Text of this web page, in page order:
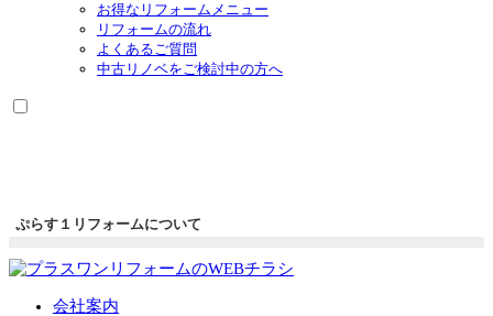
お得なリフォームメニュー
リフォームの流れ
よくあるご質問
中古リノベをご検討中の方へ
ぷらす１リフォームについて
会社案内